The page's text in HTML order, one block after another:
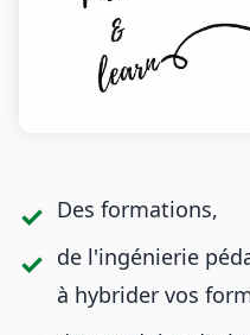
Pick & Learn
Des formations,
de l'ingénierie
à hybrider vos